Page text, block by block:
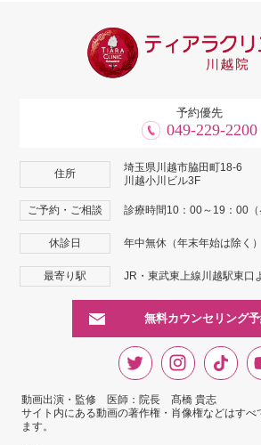
予約優先
049-229-2200
住所
埼玉県川越市脇田町18-6
川越小川ビル3F
ご予約・ご相談 診療時間10：00～19：00（
休診日 年中無休（年末年始は除く）
最寄り駅 JR・東武東上線川越駅東口
無料カウンセリング
動画出演・監修 医師：院長 髙橋 貴志
サイト内にある動画の著作権・肖像権などはすべ
ます。